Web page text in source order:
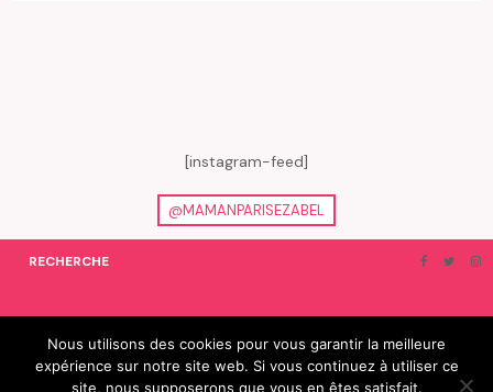
[instagram-feed]
@MAMANPARISEZABEL
RECHERCHE
ON EN PARLE… BLOGROLL
© 2019 e-Zabel - tous droits réservés. fabriqué avec amour par
Nous utilisons des cookies pour vous garantir la meilleure
expérience sur notre site web. Si vous continuez à utiliser ce
site, nous supposerons que vous en êtes satisfait.